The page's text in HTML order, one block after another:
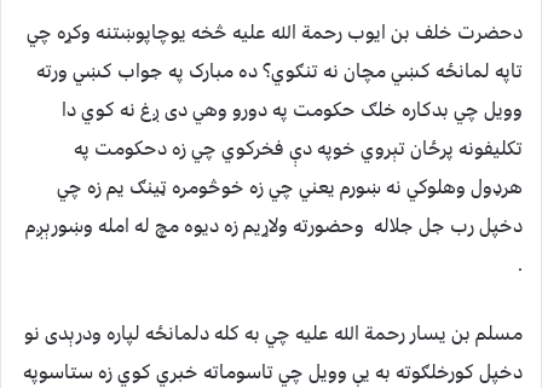
دحضرت خلف بن ايوب رحمة الله علیه څخه يوچاپوښتنه وکړه چي
تاپه لمانځه کښي مچان نه تنګوي؟ ده مبارک په جواب کښي ورته
وويل چي بدکاره خلګ حکومت په دورو وهي دى ږغ نه کوي دا
تکليفونه پرځان تېروي خوپه دې فخرکوي چي زه دحکومت په
هرډول وهلوکي نه ښورم يعني چي زه خوڅومره ټينګ يم زه چي
دخپل رب جل جلاله وحضورته ولاړيم زه ديوه مچ له امله وښورېږم
.
مسلم بن يسار رحمة الله علیه چي به کله دلمانځه لپاره ودرېدى نو
دخپل کورخلګوته به يې وويل چي تاسوماته خبري کوي زه ستاسوپه